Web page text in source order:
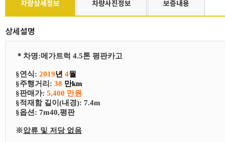
차량상세정보 차량사진정보 보증내용
상세설명
＊ 차명:메가트럭 4.5톤 평판카고
§연식: 2019년 4월
§​주행거리: 38 만km
§​판매가: 5,400 만원
§​적재함 길이(내경): 7.4m
§​​옵션: 7m40,평판
※압류 및 저당 없음